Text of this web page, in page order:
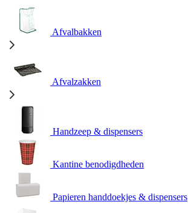
Afvalbakken
Afvalzakken
Handzeep & dispensers
Kantine benodigdheden
Papieren handdoekjes & dispensers